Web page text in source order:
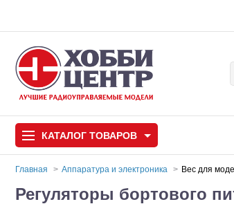
КАТАЛОГ ТОВАРОВ
Автомодели
Главная Аппаратура и электроника Bec для
Регуляторы бортового